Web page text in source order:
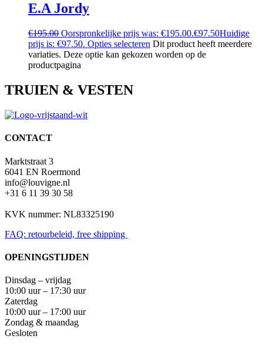
E.A Jordy
€195.00 Oorspronkelijke prijs was: €195.00.€97.50Huidige
prijs is: €97.50. Opties selecteren Dit product heeft meerdere
variaties. Deze optie kan gekozen worden op de
productpagina
TRUIEN & VESTEN
CONTACT
Marktstraat 3
6041 EN Roermond
info@louvigne.nl
+31 6 11 39 30 58
KVK nummer: NL83325190
FAQ: retourbeleid, free shipping
OPENINGSTIJDEN
Dinsdag – vrijdag
10:00 uur – 17:30 uur
Zaterdag
10:00 uur – 17:00 uur
Zondag & maandag
Gesloten